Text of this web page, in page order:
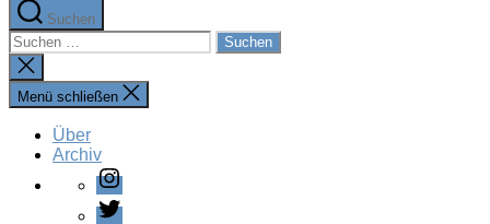
Suchen
Suchen
nach:
Suche
schließen
Menü schließen
Über
Archiv
Instagram
Twitter